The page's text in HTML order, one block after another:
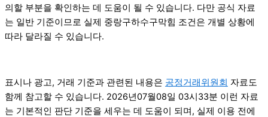
의할 부분을 확인하는 데 도움이 될 수 있습니다. 다만 공식 자료
는 일반 기준이므로 실제 중랑구하수구막힘 조건은 개별 상황에
따라 달라질 수 있습니다.
표시나 광고, 거래 기준과 관련된 내용은 공정거래위원회 자료도
함께 참고할 수 있습니다. 2026년07월08일 03시33분 이런 자료
는 기본적인 판단 기준을 세우는 데 도움이 되며, 실제 이용 전에